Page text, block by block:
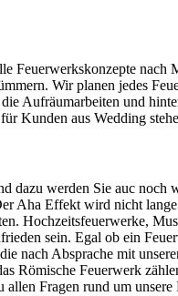
Feuerwerkskonzepte
Wir planen jedes
Aufräumarbeiten und
Kunden aus Wedding
dazu werden Sie auc
Aha Effekt wird nicht
Hochzeitsfeuerwerke,
sein. Egal ob ein
nach Absprache mit
Römische Feuerwerk
Fragen rund um